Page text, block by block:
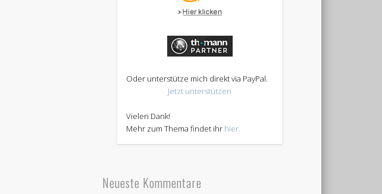
Oder unterstütze mich direkt via PayPal.
Jetzt unterstützen
Vielen Dank!
Mehr zum Thema findet ihr hier.
Neueste Kommentare